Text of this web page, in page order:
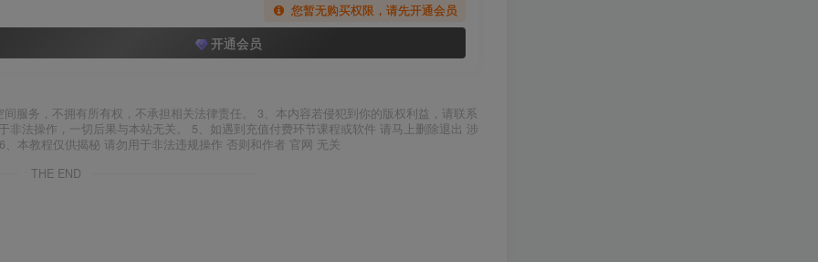
您暂无购买权限，请先开通会员
开通会员
服务，不拥有所有权，不承担相关法律责任。 3、本内容若侵犯到你的版权利益，请联系
法操作，一切后果与本站无关。 5、如遇到充值付费环节课程或软件 请马上删除退出 涉
本教程仅供揭秘 请勿用于非法违规操作 否则和作者 官网 无关
THE END